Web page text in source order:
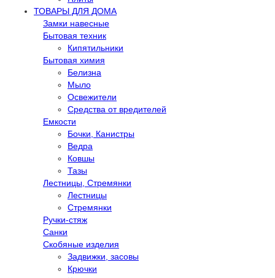
ТОВАРЫ ДЛЯ ДОМА
Замки навесные
Бытовая техник
Кипятильники
Бытовая химия
Белизна
Мыло
Освежители
Средства от вредителей
Емкости
Бочки, Канистры
Ведра
Ковшы
Тазы
Лестницы, Стремянки
Лестницы
Стремянки
Ручки-стяж
Санки
Скобяные изделия
Задвижки, засовы
Крючки